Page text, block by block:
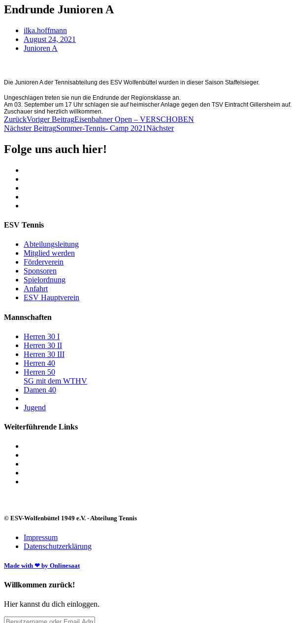
Endrunde Junioren A
ilka.hoffmann
August 24, 2021
Junioren A
Die Junioren A der Tennisabteilung des ESV Wolfenbüttel wurden in dieser Saison Staffelsieger.
Ungeschlagen treten sie nun die Endrunde der Regionsklasse an.
Am 03. September um 17 Uhr schlagen sie auf heimischer Anlage gegen den TSV Eintracht Gillersheim auf.
Zuschauer sind herzlich willkommen.
ZurückVoriger BeitragEisenbahner Open – VERSCHOBEN
Nächster BeitragSommer-Tennis- Camp 2021Nächster
Folge uns auch hier!
ESV Tennis
Abteilungsleitung
Mitglied werden
Förderverein
Sponsoren
Spielordnung
Anfahrt
ESV Hauptverein
Mannschaften
Herren 30 I
Herren 30 II
Herren 30 III
Herren 40
Herren 50
SG mit dem WTHV
Damen 40
Jugend
Weiterführende Links
© ESV-Wolfenbüttel 1949 e.V. - Abteilung Tennis
Impressum
Datenschutzerklärung
Made with ❤ by Onlinesaat
Willkommen zurück!
Hier kannst du dich einloggen.